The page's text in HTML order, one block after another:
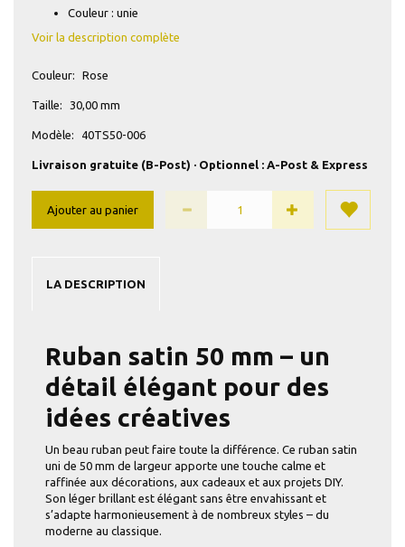
Couleur : unie
Voir la description complète
Couleur: Rose
Taille: 30,00 mm
Modèle: 40TS50-006
Livraison gratuite (B-Post) · Optionnel : A-Post & Express
Ajouter au panier
LA DESCRIPTION
Ruban satin 50 mm – un
détail élégant pour des
idées créatives
Un beau ruban peut faire toute la différence. Ce ruban satin
uni de 50 mm de largeur apporte une touche calme et
raffinée aux décorations, aux cadeaux et aux projets DIY.
Son léger brillant est élégant sans être envahissant et
s’adapte harmonieusement à de nombreux styles – du
moderne au classique.